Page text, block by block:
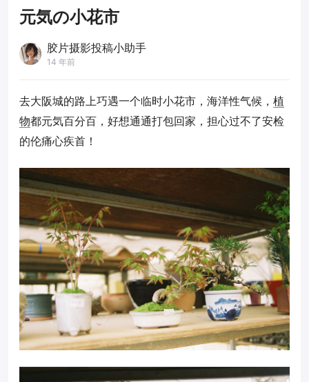
元気の小花市
胶片摄影投稿小助手
14 年前
去大阪城的路上巧遇一个临时小花市，海洋性气候， 植
物都元気百分百，好想通通打包回家，担心过不了安检
的伦痛心疾首！